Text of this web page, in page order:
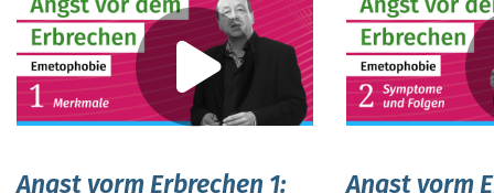
Angst vorm Erbrechen 1:
Angst vorm